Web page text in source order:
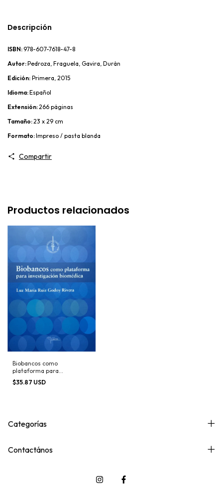
Descripción
ISBN:978-607-7618-47-8
Autor:Pedroza, Fraguela, Gavira, Durán
Edición: Primera, 2015
Idioma:Español
Extensión:266 páginas
Tamaño:23 x 29 cm
Formato:Impreso / pasta blanda
Compartir
Productos relacionados
Biobancos como
plataforma para
investigación biomédica
$35.87 USD
Categorías
Contactános